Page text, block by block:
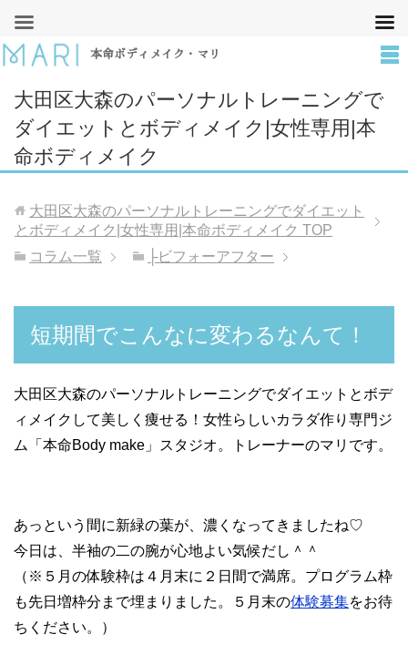
本命ボディメイク・マリ
大田区大森のパーソナルトレーニングで
ダイエットとボディメイク|女性専用|本
命ボディメイク
大田区大森のパーソナルトレーニングでダイエット
とボディメイク|女性専用|本命ボディメイク TOP
コラム一覧
├ビフォーアフター
短期間でこんなに変わるなんて！
大田区大森のパーソナルトレーニングでダイエットとボデ
ィメイクして美しく痩せる！女性らしいカラダ作り専門ジ
ム「本命Body make」スタジオ。トレーナーのマリです。
あっという間に新緑の葉が、濃くなってきましたね♡
今日は、半袖の二の腕が心地よい気候だし＾＾
（※５月の体験枠は４月末に２日間で満席。プログラム枠
も先日増枠分まで埋まりました。５月末の体験募集をお待
ちください。）